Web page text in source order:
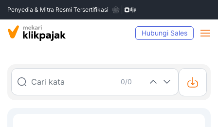
Penyedia & Mitra Resmi Tersertifikasi
Hubungi Sales
0/0